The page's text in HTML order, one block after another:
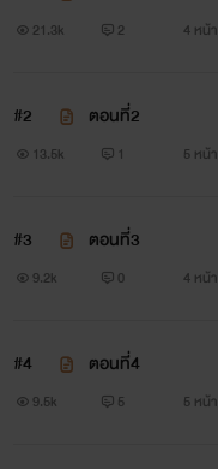
21.3k 2 4 หน้า
#2 ตอนที่2
13.5k 1 5 หน้า
#3 ตอนที่3
9.2k 0 4 หน้า
#4 ตอนที่4
9.5k 5 5 หน้า